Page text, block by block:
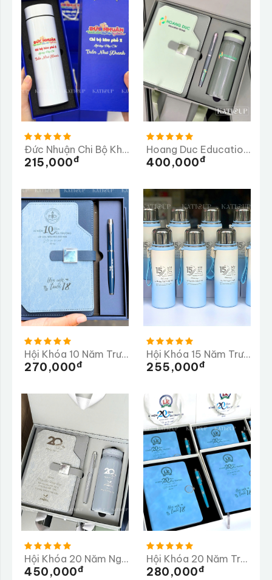
Đức Nhuận Chi Bộ Khu Phố 2
215,000Đ
Hoang Duc Education Group
400,000Đ
Hội Khóa 10 Năm Trường THPT Mộng Dương
270,000Đ
Hội Khóa 15 Năm Trường THPT Ba Bể
255,000Đ
Hội Khóa 20 Năm Ngày Trở Về Trường THCS Vân Côn
450,000Đ
Hội Khóa 20 Năm Trường THPT Chuyên Lê Khiết
280,000Đ